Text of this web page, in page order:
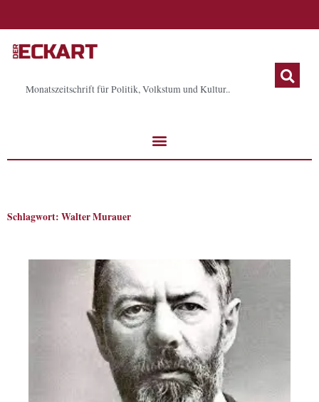
Monatszeitschrift für Politik, Volkstum und Kultur..
Schlagwort: Walter Murauer
Seite Seite